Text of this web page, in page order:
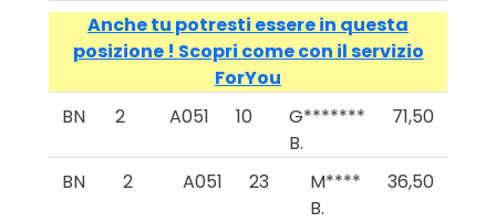
Anche tu potresti essere in questa
posizione ! Scopri come con il servizio
ForYou
BN
2 A051 10
G*******
B.
71,50
BN 2 A051 23
M****
B.
36,50